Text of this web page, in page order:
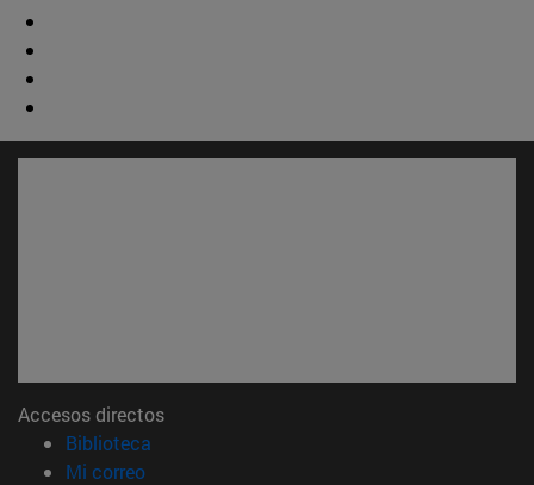
Accesos directos
Biblioteca
Mi correo(abre en nueva ventana)